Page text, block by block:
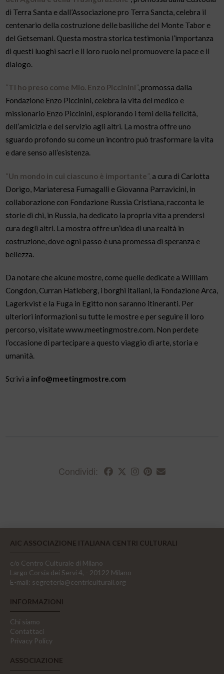
di Terra Santa e dall’Associazione pro Terra Sancta, celebra il
centenario della costruzione delle basiliche del Monte Tabor e
del Getsemani. Questa mostra storica testimonia l’importanza
di questi luoghi sacri e il loro ruolo nel promuovere la pace e il
dialogo.
“Ti ho preso come Mio. Enzo Piccinini”, promossa dalla
Fondazione Enzo Piccinini, celebra la vita del medico e
missionario Enzo Piccinini, esplorando i temi della felicità,
dell’amicizia e del servizio agli altri. La mostra offre uno
sguardo profondo su come un incontro può trasformare la vita
e dare senso all’esistenza.
“Un mondo in cui ciascuno è importante”, a cura di Carlotta
Dorigo, Mariateresa Fumagalli e Giovanna Parravicini, in
collaborazione con Fondazione Russia Cristiana, racconta le
storie di chi, in Russia, ha dedicato la propria vita a prendersi
cura degli altri. La mostra offre un’idea di una realtà in
costruzione, dove ogni passo è una promessa di speranza e
bellezza.
Da notare che alcune mostre, come quelle dedicate a William
Congdon, Curran Hatleberg, i borghi italiani, la Fondazione Arca,
Lagerkvist e la Fuga in Egitto non saranno itineranti. Per
ulteriori informazioni su tutte le mostre e per seguire il loro
percorso, visitate www.meetingmostre.com. Non perdete
l’occasione di partecipare a questo viaggio di arte, storia e
umanità.
Scrivi a info@meetingmostre.com
Condividi:
AIC ASSOCIAZIONE ITALIANA CENTRI CULTURALI
c/o Centro Culturale di Milano
Largo Corsia dei Servi 4, - 20122 Milano
E-mail: segreteria@centriculturali.org
INFORMAZIONI
Chi siamo
Contattaci
Privacy Policy
ASSOCIAZIONE